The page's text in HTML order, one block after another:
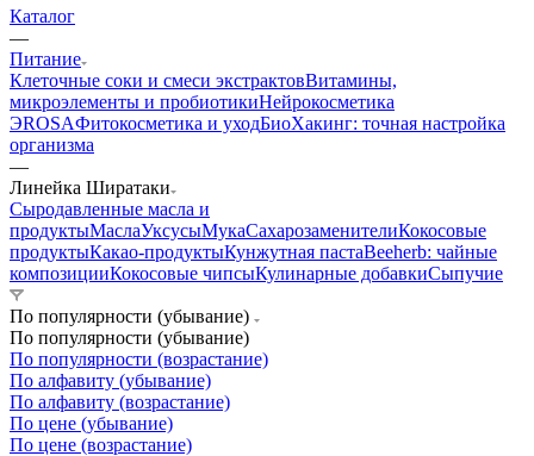
Каталог
—
Питание
Клеточные соки и смеси экстрактовВитамины,
микроэлементы и пробиотикиНейрокосметика
ЭROSAФитокосметика и уходБиоХакинг: точная настройка
организма
—
Линейка Ширатаки
Сыродавленные масла и
продуктыМаслаУксусыМукаСахарозаменителиКокосовые
продуктыКакао-продуктыКунжутная пастаBeeherb: чайные
композицииКокосовые чипсыКулинарные добавкиСыпучие
По популярности (убывание)
По популярности (убывание)
По популярности (возрастание)
По алфавиту (убывание)
По алфавиту (возрастание)
По цене (убывание)
По цене (возрастание)